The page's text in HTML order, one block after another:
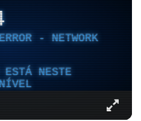
- NETWORK
ESTÁ NESTE